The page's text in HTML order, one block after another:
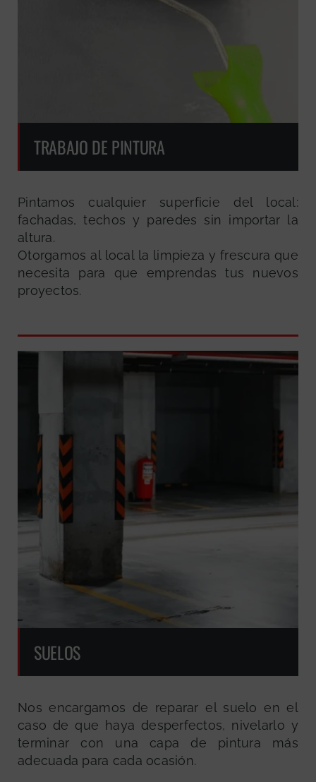
TRABAJO DE PINTURA
Pintamos cualquier superficie del local:
fachadas, techos y paredes sin importar la
altura.
Otorgamos al local la limpieza y frescura que
necesita para que emprendas tus nuevos
proyectos.
SUELOS
Nos encargamos de reparar el suelo en el
caso de que haya desperfectos, nivelarlo y
terminar con una capa de pintura más
adecuada para cada ocasión.